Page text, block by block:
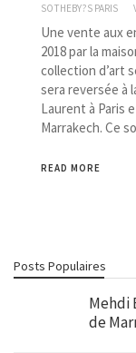
SOTHEBY?S PARIS
Une vente aux
2018 par la
collection d’art
sera reversée à
Laurent à Paris
Marrakech. Ce
READ MORE
Posts Populaires
Mehdi
de